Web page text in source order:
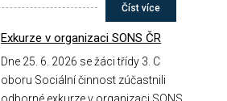
Číst více
Exkurze v organizaci SONS ČR
Dne 25. 6. 2026 se žáci třídy 3. C
oboru Sociální činnost zúčastnili
odborné exkurze v organizaci SONS